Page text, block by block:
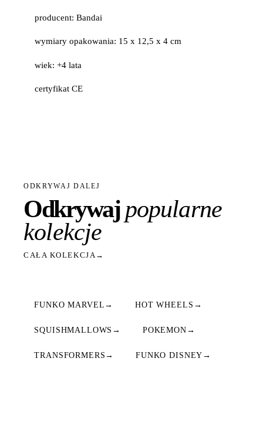
producent: Bandai
wymiary opakowania: 15 x 12,5 x 4 cm
wiek: +4 lata
certyfikat CE
ODKRYWAJ DALEJ
Odkrywajpopularne
kolekcje
CAŁA KOLEKCJA →
FUNKO MARVEL → HOT WHEELS →
SQUISHMALLOWS → POKEMON →
TRANSFORMERS → FUNKO DISNEY →